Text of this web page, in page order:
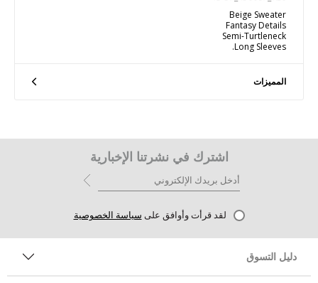
Beige Sweater
Fantasy Details
Semi-Turtleneck
Long Sleeves.
المميزات
اشترك في نشرتنا الإخبارية
لقد قرأت وأوافق على سياسة الخصوصية
دليل التسوق